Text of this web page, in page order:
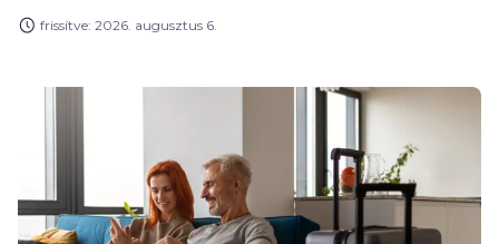
meg tervezni, mérlegelni, gyűjteni vagy éppen
BiztosDöntés.hu gyűjtéséből kiderül, hogy akár az
nekik meghozni az első nagy pénzügyi
elhatározásukat.
frissítve: 2026. augusztus 6.